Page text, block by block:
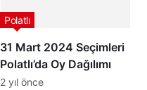
31 Mart 2024 Seçimleri
Polatlı’da Oy Dağılımı
Polatlı
2 yıl önce